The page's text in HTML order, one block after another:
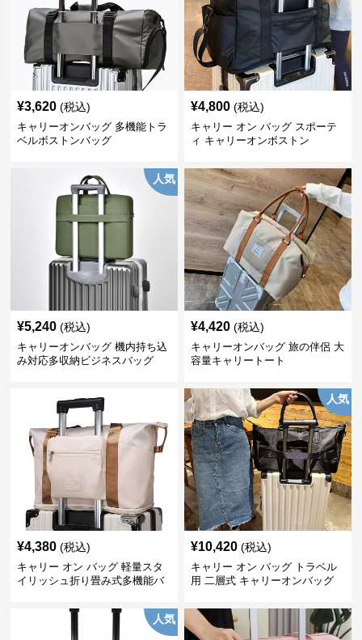
¥3,620 (税込)
キャリーオンバッグ 多機能トラ
ベルボストンバッグ
¥4,800 (税込)
キャリー オン バッグ スポーテ
ィ キャリーオンボストン
人気
¥5,240 (税込)
キャリーオンバッグ 機内持ち込
み対応多収納ビジネスバッグ
¥4,420 (税込)
キャリーオンバッグ 旅の伴侶 大
容量キャリートート
¥4,380 (税込)
キャリー オン バッグ 軽量スタ
イリッシュ折り畳み式多機能バ
人気
¥10,420 (税込)
キャリー オン バッグ トラベル
用 二層式 キャリーオンバッグ
人気